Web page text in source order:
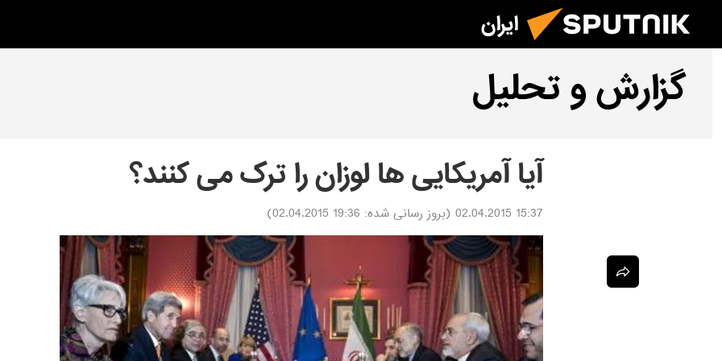
ایران
گزارش و تحلیل
آیا آمریکایی ها لوزان را ترک می کنند؟
15:37 02.04.2015 (بروز رسانی شده: 19:36 02.04.2015
)